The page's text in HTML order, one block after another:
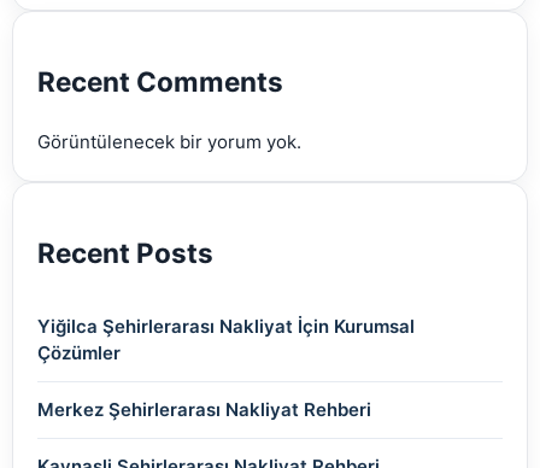
(2)(2)
(2)
Recent Comments
Görüntülenecek bir yorum yok.
Recent Posts
Yiğilca Şehirlerarası Nakliyat İçin Kurumsal
Çözümler
Merkez Şehirlerarası Nakliyat Rehberi